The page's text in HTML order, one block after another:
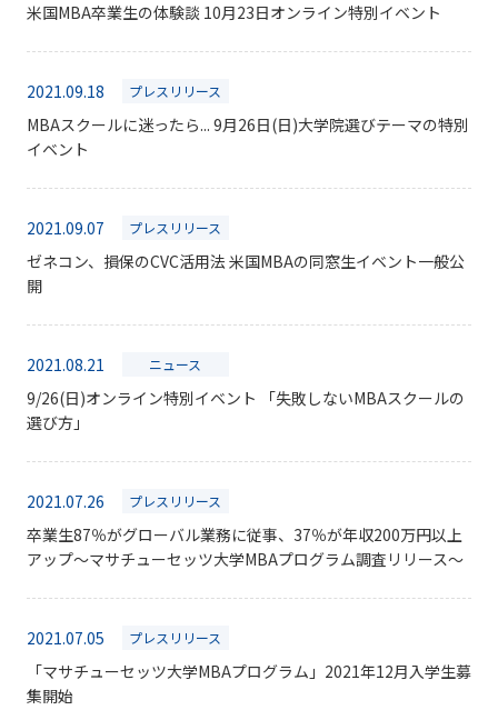
米国MBA卒業生の体験談 10月23日オンライン特別イベント
2021.09.18 プレスリリース
MBAスクールに迷ったら... 9月26日(日)大学院選びテーマの特別
イベント
2021.09.07 プレスリリース
ゼネコン、損保のCVC活用法 米国MBAの同窓生イベント一般公
開
2021.08.21 ニュース
9/26(日)オンライン特別イベント 「失敗しないMBAスクールの
選び方」
2021.07.26 プレスリリース
卒業生87％がグローバル業務に従事、37％が年収200万円以上
アップ～マサチューセッツ大学MBAプログラム調査リリース～
2021.07.05 プレスリリース
「マサチューセッツ大学MBAプログラム」2021年12月入学生募
集開始